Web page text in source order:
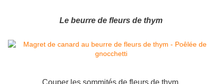
Le beurre de fleurs de thym